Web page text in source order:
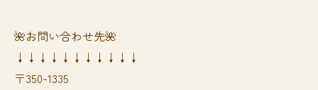
🌺お問い合わせ先🌺
↓↓↓↓↓↓↓↓↓↓↓
〒350-1335